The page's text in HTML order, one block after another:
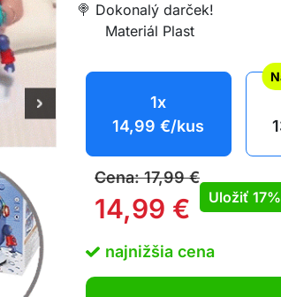
🍭 Dokonalý darček!
Materiál Plast
1x
14,99€/kus
Cena:17,99€
14,99 € Uložiť 17%
najnižšia cena